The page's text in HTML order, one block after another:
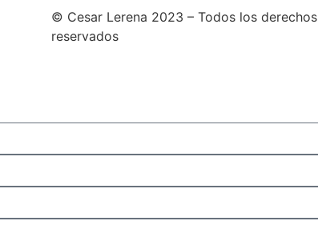
© Cesar Lerena 2023 – Todos los derechos
reservados